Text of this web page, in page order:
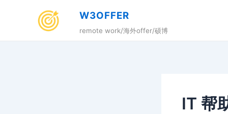
W3OFFER
remote work/海外offer/硕博
IT 帮